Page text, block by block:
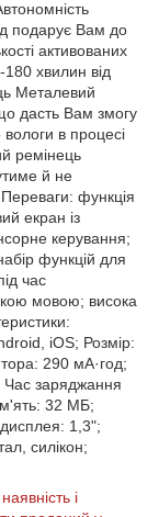
подарує Вам до
активованих
хвилин від
Металевий
дасть Вам змогу
в процесі
ремінець
й не
функція
екран із
керування;
функцій для
час
мовою; висока
iOS; Розмір:
290 мА·год;
Час заряджання
32 МБ;
дисплея: 1,3";
силікон;
і